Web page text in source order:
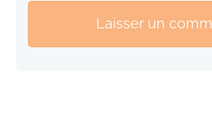
Laisser un